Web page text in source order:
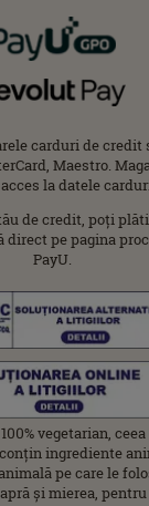
carduri de credit
Maestro.
la datele
de credit, poți
direct pe pagina
PayU.
vegetarian,
ingrediente
pe care le
și mierea,